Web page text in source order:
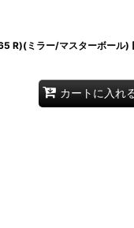
R)(ミラー/マスターボール)
カートに入れ